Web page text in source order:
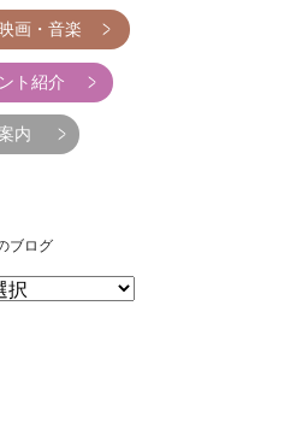
画・音楽
ト紹介
内
ブログ